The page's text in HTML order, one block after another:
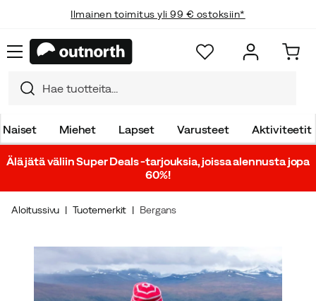
Ilmainen toimitus yli 99 € ostoksiin*
Naiset Miehet Lapset Varusteet Aktiviteetit
Älä jätä väliin Super Deals -tarjouksia, joissa alennusta jopa
60%!
Aloitussivu Tuotemerkit Bergans